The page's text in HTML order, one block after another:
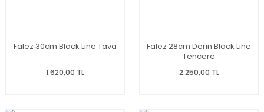
Falez 30cm Black Line Tava
1.620,00 TL
Falez 28cm Derin Black Line
Tencere
2.250,00 TL